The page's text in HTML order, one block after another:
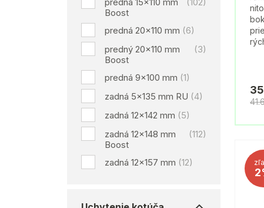
Boost
predná 20x110 mm (6)
predný 20x110 mm
Boost
(3)
predná 9x100 mm (1)
zadná 5x135 mm RU (4)
zadná 12x142 mm (5)
zadná 12x148 mm
Boost
(112)
zadná 12x157 mm (12)